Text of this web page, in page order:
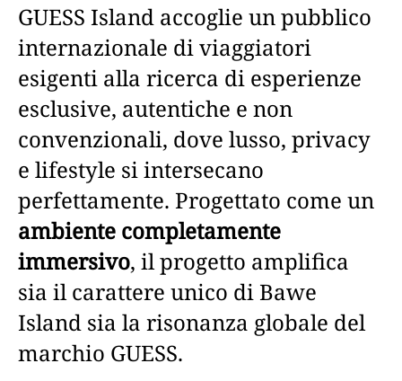
GUESS Island accoglie un pubblico
internazionale di viaggiatori
esigenti alla ricerca di esperienze
esclusive, autentiche e non
convenzionali, dove lusso, privacy
e lifestyle si intersecano
perfettamente. Progettato come un
ambiente completamente
immersivo, il progetto amplifica
sia il carattere unico di Bawe
Island sia la risonanza globale del
marchio GUESS.